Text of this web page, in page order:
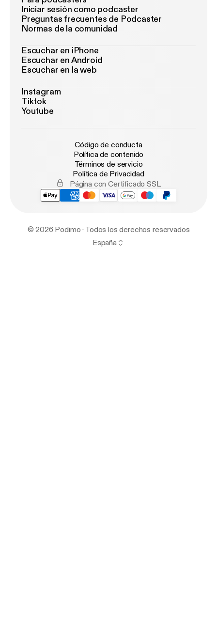
Iniciar sesión como podcaster
Preguntas frecuentes de Podcaster
Normas de la comunidad
Escuchar en iPhone
Escuchar en Android
Escuchar en la web
Instagram
Tiktok
Youtube
Código de conducta
Política de contenido
Términos de servicio
Política de Privacidad
Página con Certificado SSL
© 2026 Podimo · Todos los derechos reservados
España